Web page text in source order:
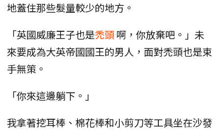
地蓋住那些髮量較少的地方。
「英國威廉王子也是禿頭啊，你放棄吧。」未
來要成為大英帝國國王的男人，面對禿頭也是束
手無策。
「你來這邊躺下。」
我拿著挖耳棒、棉花棒和小剪刀等工具坐在沙發